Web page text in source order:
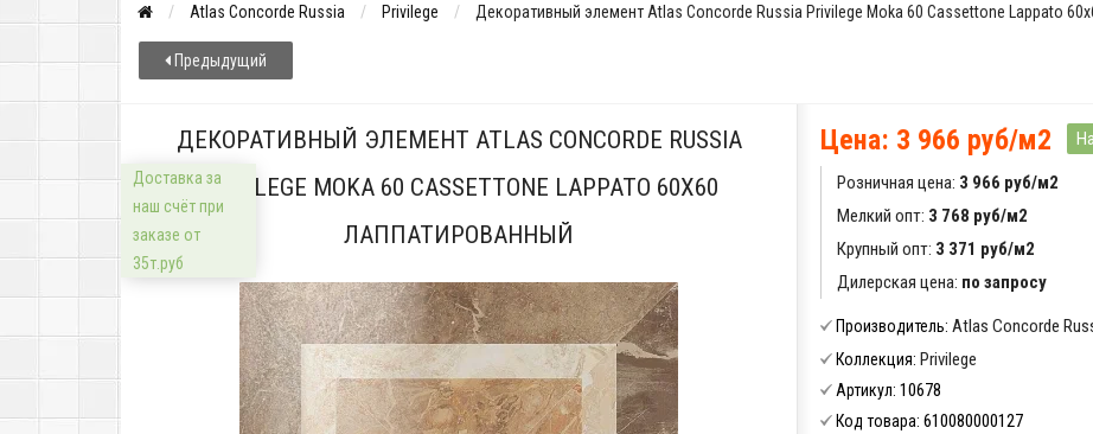
Atlas Concorde Russia Privilege Декоративный элемент Atlas Concorde Russia Privilege Moka 60 Cassettone Lappato
Предыдущий
ДЕКОРАТИВНЫЙ ЭЛЕМЕНТ ATLAS CONCORDE RUSSIA
PRIVILEGE MOKA 60 CASSETTONE LAPPATO 60X60
ЛАППАТИРОВАННЫЙ
Доставка за
наш счёт при
заказе от
35т.руб
Цена: 3 966 руб/м2
Розничная цена: 3 966 руб/м2
Мелкий опт: 3 768 руб/м2
Крупный опт: 3 371 руб/м2
Дилерская цена: по запросу
Производитель: Atlas Concorde
Коллекция: Privilege
Артикул: 10678
Код товара: 610080000127